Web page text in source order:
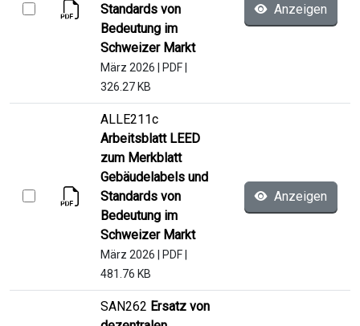
Standards von
Bedeutung im
Schweizer Markt
März 2026 PDF
326.27 KB
Anzeigen
ALLE211c
Arbeitsblatt LEED
zum Merkblatt
Gebäudelabels und
Standards von
Bedeutung im
Schweizer Markt
März 2026 PDF
481.76 KB
Anzeigen
SAN262 Ersatz von